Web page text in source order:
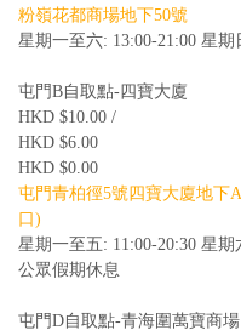
粉嶺花都商場地下50號
星期一至六: 13:00-21:00 星
屯門B自取點-四寶大廈
HKD $10.00 /
HKD $6.00
HKD $0.00
屯門青柏徑5號四寶大廈地下
口)
星期一至五: 11:00-20:30 星期
公眾假期休息
屯門D自取點-青海圍萬寶商場